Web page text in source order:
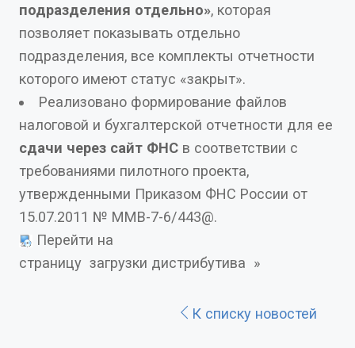
подразделения отдельно», которая
позволяет показывать отдельно
подразделения, все комплекты отчетности
которого имеют статус «закрыт».
Реализовано формирование файлов
налоговой и бухгалтерской отчетности для ее
cдачи через сайт ФНС в соответствии с
требованиями пилотного проекта,
утвержденными Приказом ФНС России от
15.07.2011 № ММВ-7-6/443@.
Перейти на
страницу загрузки дистрибутива »
К списку новостей